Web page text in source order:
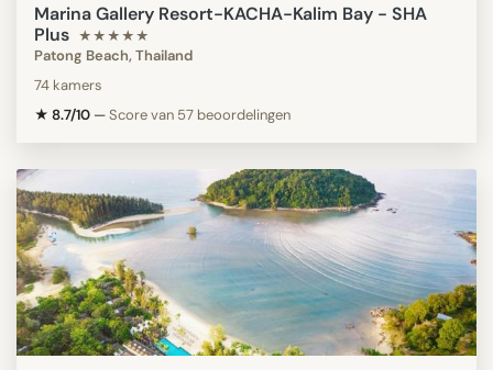
Marina Gallery Resort-KACHA-Kalim Bay - SHA
Plus ★★★★★
Patong Beach, Thailand
74 kamers
★ 8.7/10 —Score van 57 beoordelingen